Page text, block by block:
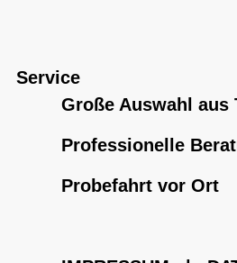
Service
Große Auswahl aus
Professionelle
Probefahrt vor Ort